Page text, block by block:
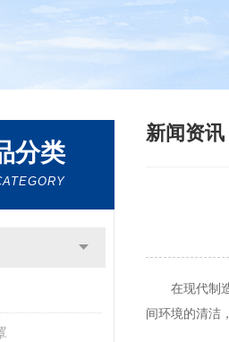
分类
新闻资讯
在现代制造
间环境的清洁